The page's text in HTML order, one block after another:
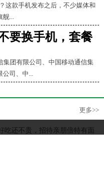
这款手机发布之后，不少媒体和
...
要换手机，套餐
集团有限公司、中国移动通信集
司、中...
更多>>